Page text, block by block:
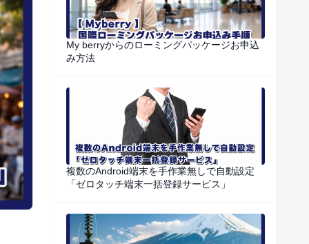
My berryからのローミングパッケージお申込
み方法
複数のAndroid端末を手作業無しで自動設定
「ゼロタッチ端末一括登録サービス」